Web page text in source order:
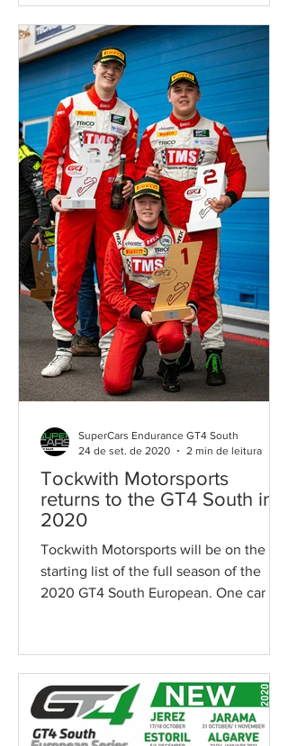
Tockwith Motorsports
returns to the GT4 South in
2020
Tockwith Motorsports will be on the
starting list of the full season of the
2020 GT4 South European. One car is
SuperCars Endurance GT4 South
24 de set. de 2020
2 min de leitura